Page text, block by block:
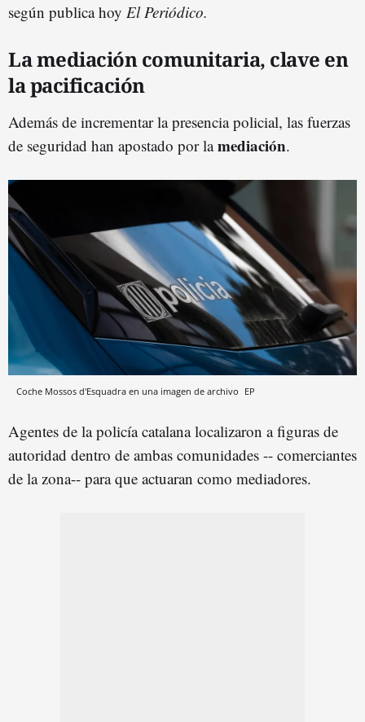
según publica hoy El Periódico.
La mediación comunitaria, clave en
la pacificación
Además de incrementar la presencia policial, las fuerzas
de seguridad han apostado por lamediación.
Coche Mossos d'Esquadra en una imagen de archivo EP
Agentes de la policía catalana localizaron a figuras de
autoridad dentro de ambas comunidades -- comerciantes
de la zona-- para que actuaran como mediadores.